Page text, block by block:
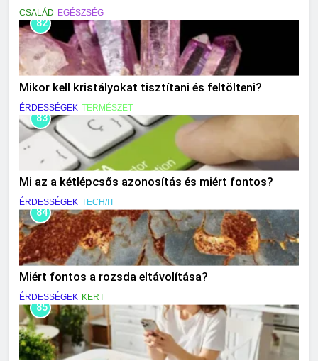
CSALÁD EGÉSZSÉG
82
Mikor kell kristályokat tisztítani és feltölteni?
ÉRDESSÉGEK TERMÉSZET
83
Mi az a kétlépcsős azonosítás és miért fontos?
ÉRDESSÉGEK TECH/IT
84
Miért fontos a rozsda eltávolítása?
ÉRDESSÉGEK KERT
85